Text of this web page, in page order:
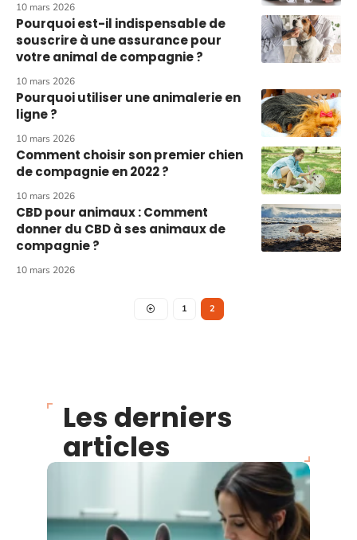
10 mars 2026
Pourquoi est-il indispensable de
souscrire à une assurance pour
votre animal de compagnie ?
10 mars 2026
Pourquoi utiliser une animalerie en
ligne ?
10 mars 2026
Comment choisir son premier chien
de compagnie en 2022 ?
10 mars 2026
CBD pour animaux : Comment
donner du CBD à ses animaux de
compagnie ?
10 mars 2026
1 2
Les derniers
articles